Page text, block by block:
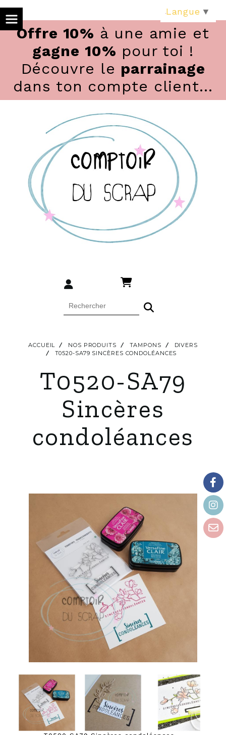
Offre 10% à une amie et
gagne 10% pour toi !
Découvre le parrainage
dans ton compte client...
ACCUEIL NOS PRODUITS TAMPONS
DIVERS
T0520-SA79 SINCÈRES CONDOLÉANCES
T0520-SA79
Sincères
condoléances
Langue ▼